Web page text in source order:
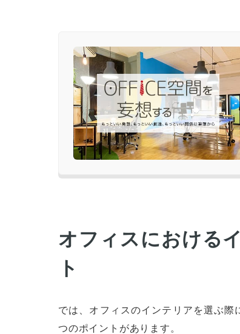
オフィスにおける
ト
では、オフィスのインテリアを選ぶ
つのポイントがあります。